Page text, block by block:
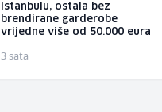
Istanbulu, ostala bez
brendirane garderobe
vrijedne više od 50.000 eura
3 sata